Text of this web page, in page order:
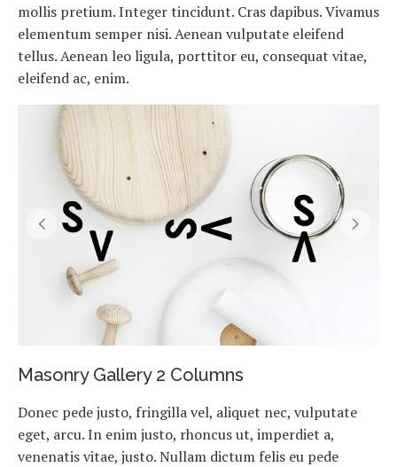
mollis pretium. Integer tincidunt. Cras dapibus. Vivamus
elementum semper nisi. Aenean vulputate eleifend
tellus. Aenean leo ligula, porttitor eu, consequat vitae,
eleifend ac, enim.
Masonry Gallery 2 Columns
Donec pede justo, fringilla vel, aliquet nec, vulputate
eget, arcu. In enim justo, rhoncus ut, imperdiet a,
venenatis vitae, justo. Nullam dictum felis eu pede